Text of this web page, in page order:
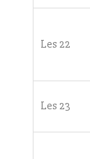
Les 22
Les 23